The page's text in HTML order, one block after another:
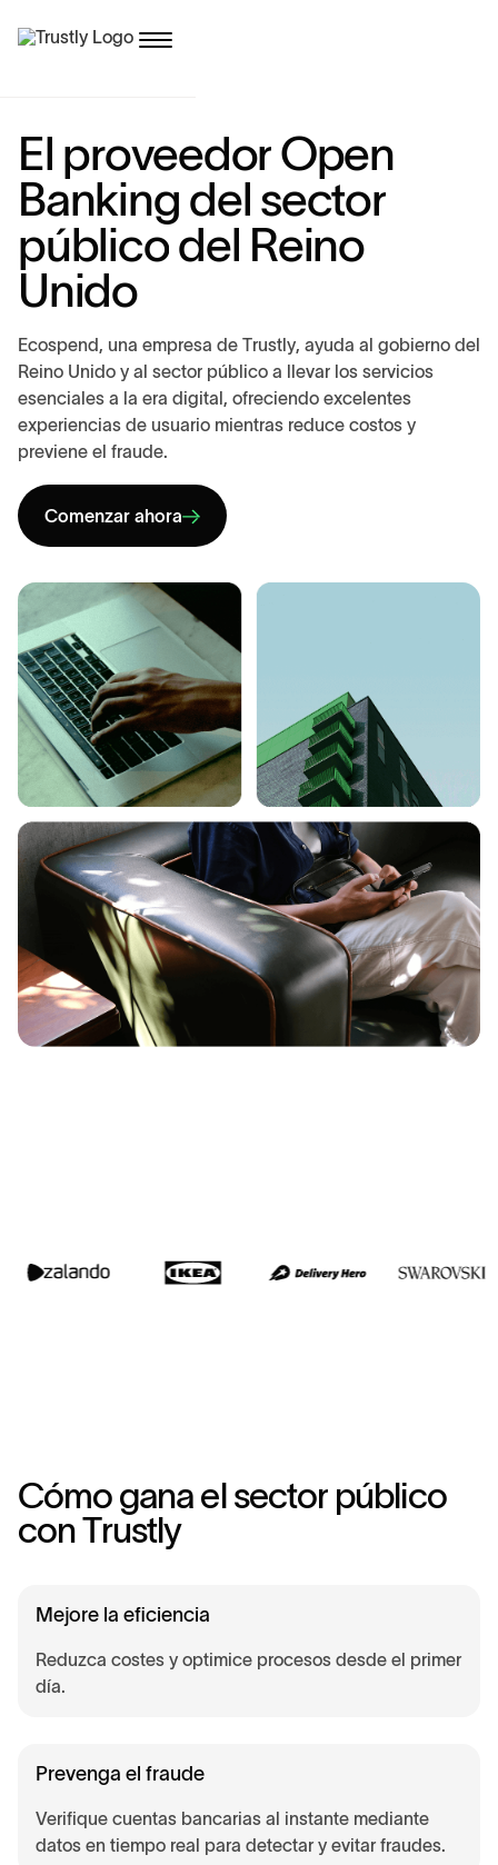
El proveedorOpen
Banking del sector
públicodel Reino
Unido
Ecospend, una empresa de Trustly, ayuda al gobierno del
Reino Unido y al sector público a llevar los servicios
esenciales a la era digital, ofreciendo excelentes
experiencias de usuario mientras reduce costos y
previene el fraude.
Comenzar ahora
Cómo gana el sector público
conTrustly
Mejore la eficiencia
Reduzca costes y optimice procesos desde el primer
día.
Prevenga el fraude
Verifique cuentas bancarias al instante mediante
datos en tiempo real para detectar y evitar fraudes.